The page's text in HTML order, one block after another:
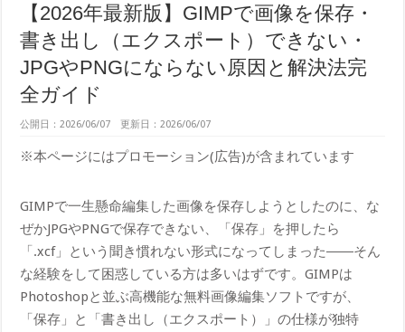
【2026年最新版】GIMPで画像を保存・
書き出し（エクスポート）できない・
JPGやPNGにならない原因と解決法完
全ガイド
公開日：2026/06/07 更新日：2026/06/07
※本ページにはプロモーション(広告)が含まれています
GIMPで一生懸命編集した画像を保存しようとしたのに、な
ぜかJPGやPNGで保存できない、「保存」を押したら
「.xcf」という聞き慣れない形式になってしまった――そん
な経験をして困惑している方は多いはずです。GIMPは
Photoshopと並ぶ高機能な無料画像編集ソフトですが、
「保存」と「書き出し（エクスポート）」の仕様が独特